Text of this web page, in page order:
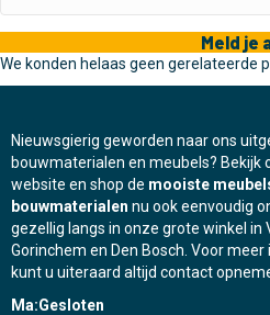
Meld je
We konden helaas geen gerelateerde
Nieuwsgierig geworden naar ons
bouwmaterialen en meubels? Bekijk
website en shop de mooiste
bouwmaterialen nu ook eenvoudig
gezellig langs in onze grote winkel in
Gorinchem en Den Bosch. Voor
kunt u uiteraard altijd contact
Ma:Gesloten